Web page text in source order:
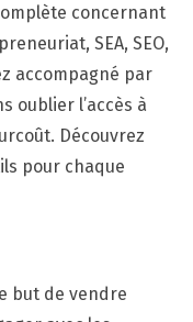
concernant
SEA, SEO,
accompagné par
oublier l’accès à
Découvrez
pour chaque
but de vendre